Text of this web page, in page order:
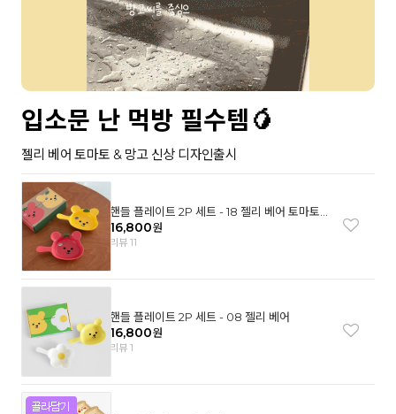
입소문 난 먹방 필수템🥭
젤리 베어 토마토 & 망고 신상 디자인출시
핸들 플레이트 2P 세트 - 18 젤리 베어 토마토
& 망고
16,800원
리뷰 11
핸들 플레이트 2P 세트 - 08 젤리 베어
16,800원
리뷰 1